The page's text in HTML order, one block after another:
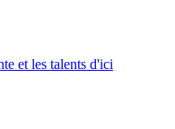
et les talents d'ici